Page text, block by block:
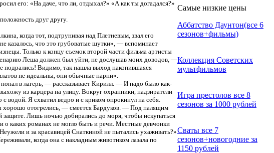
его: «На даче, что ли, отдыхал?» «А как ты догадался?»
друг другу.
когда тот, подтрунивая над Плетневым, звал его
казалось, что это грубоватые шутки», — вспоминает
Только к концу съемок второй части фильма артисты
Леша должен был уйти, не дослушав моих доводов, —
подрались! Видимо, так нашла выход накопившаяся
не идеальны, они обычные парни».
в лагерь, — рассказывает Кирилл. — И надо было как-
из карцера на улицу. Вокруг охранники, надзиратели
водой. Я схватил ведро и с криком опрокинул на себя.
хорошо отогрелись, — смеется Бардуков. — Под палящим
защите. Лишь ночью добирались до моря, чтобы искупаться
о каких романах не могло быть и речи. Местные девчонки
и за красавицей Снаткиной не пытались ухаживать?»
когда она с накладным животиком лазала по
Самые низкие цены
Аббатство Даунтон(все 6
сезонов+фильмы)
Коллекция Советских
мультфильмов
Игра престолов все 8
сезонов за 1000 рублей
Сваты все 7
сезонов+новогодние за
1150 рублей